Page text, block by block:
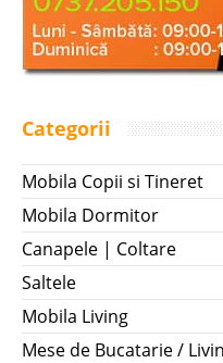
Categorii
Mobila Copii si Tineret
Mobila Dormitor
Canapele | Coltare
Saltele
Mobila Living
Mese de Bucatarie /